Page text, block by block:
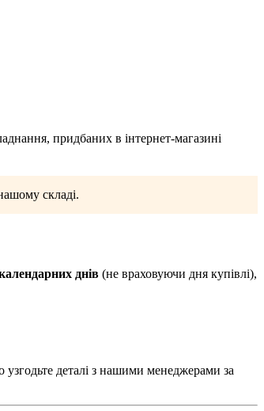
придбаних в інтернет-магазині
складі.
днів (не враховуючи дня купівлі),
деталі з нашими менеджерами за